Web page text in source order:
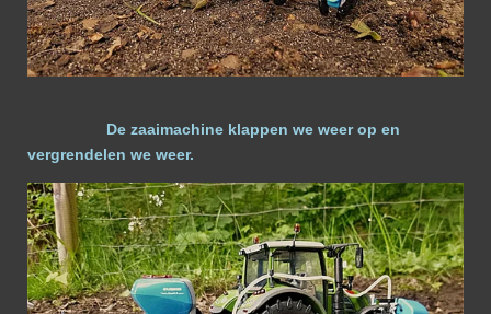
De zaaimachine klappen we weer op en
vergrendelen we weer.